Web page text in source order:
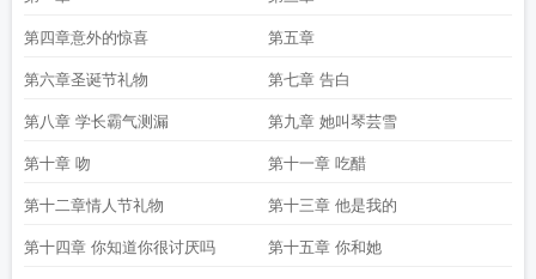
写话白
第四章意外的惊喜 第五章
第六章圣诞节礼物 第七章 告白
第八章 学长霸气测漏 第九章 她叫琴芸雪
第十章 吻 第十一章 吃醋
第十二章情人节礼物 第十三章 他是我的
第十四章 你知道你很讨厌吗 第十五章 你和她